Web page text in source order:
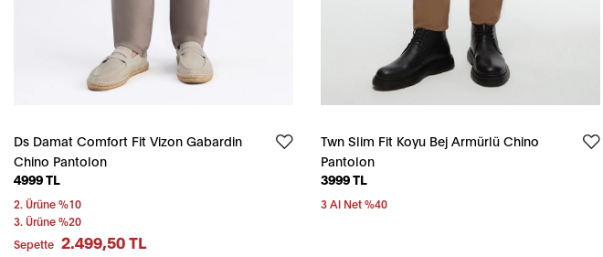
Ds Damat Comfort Fit Vizon Gabardin
Chino Pantolon
4999 TL
2. Ürüne %10
3. Ürüne %20
Sepette 2.499,50 TL
Twn Slim Fit Koyu Bej Armürlü Chino
Pantolon
3999 TL
3 Al Net %40